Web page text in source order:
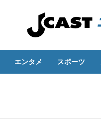
エンタメ スポーツ